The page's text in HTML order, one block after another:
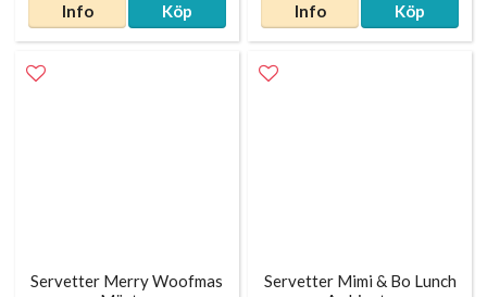
Info Köp Info Köp
Servetter Merry Woofmas
Servetter Mimi & Bo Lunch